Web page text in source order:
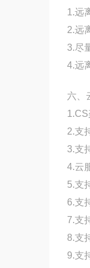
1.远
2.远
3.尽
4.远
六、
2.支
3.支
4.云
5.支
6.支
7.支
8.支
9.支